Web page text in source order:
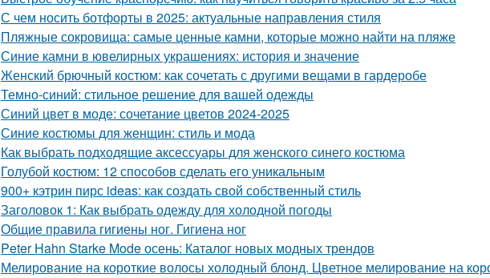
С чем носить ботфорты в 2025: актуальные направления стиля
Пляжные сокровища: самые ценные камни, которые можно найти на пляже
Синие камни в ювелирных украшениях: история и значение
Женский брючный костюм: как сочетать с другими вещами в гардеробе
Темно-синий: стильное решение для вашей одежды
Синий цвет в моде: сочетание цветов 2024-2025
Синие костюмы для женщин: стиль и мода
Как выбрать подходящие аксессуары для женского синего костюма
Голубой костюм: 12 способов сделать его уникальным
900+ кэтрин пирс ideas: как создать свой собственный стиль
Заголовок 1: Как выбрать одежду для холодной погоды
Общие правила гигиены ног. Гигиена ног
Peter Hahn Starke Mode осень: Каталог новых модных трендов
Мелирование на короткие волосы холодный блонд. Цветное мелирование на